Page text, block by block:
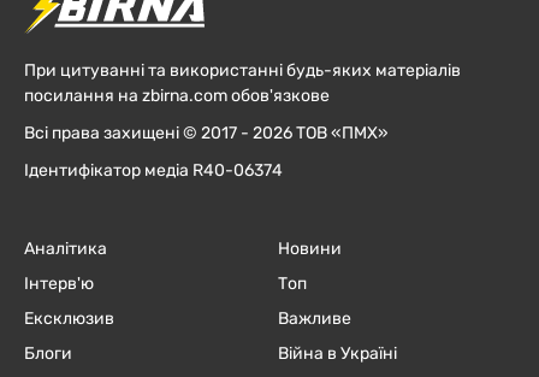
При цитуванні та використанні будь-яких матеріалів
посилання на zbirna.com обов'язкове
Всі права захищені © 2017 - 2026 ТОВ «ПМХ»
Ідентифікатор медіа R40-06374
Аналітика
Інтерв'ю
Ексклюзив
Блоги
Новини
Топ
Важливе
Війна в Україні